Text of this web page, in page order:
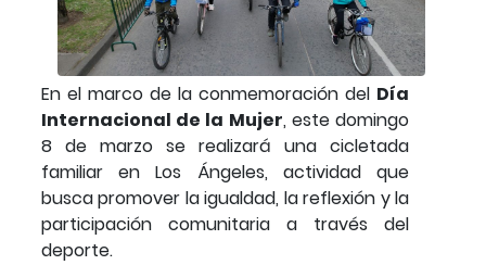
En el marco de la conmemoración del Día
Internacional de la Mujer, este domingo
8 de marzo se realizará una cicletada
familiar en Los Ángeles, actividad que
busca promover la igualdad, la reflexión y la
participación comunitaria a través del
deporte.